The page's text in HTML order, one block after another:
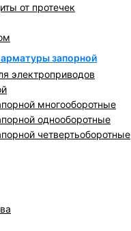
от протечек
запорной
электроприводов
многооборотные
однооборотные
четвертьоборотные